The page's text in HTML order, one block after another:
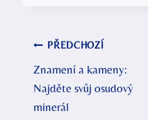
Navigace
pro
příspěvek
PŘEDCHOZÍ
Znamení a kameny:
Najděte svůj osudový
minerál